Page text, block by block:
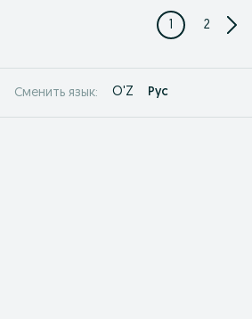
1 2
Сменить язык: O'Z Рус